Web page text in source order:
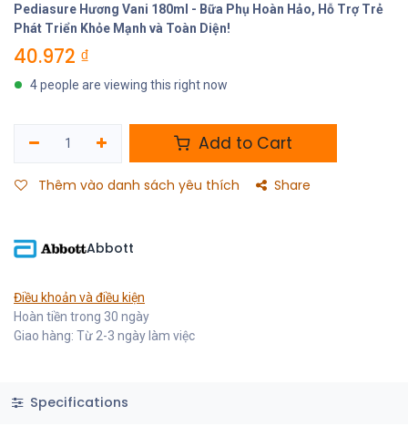
Pediasure Hương Vani 180ml - Bữa Phụ Hoàn Hảo, Hỗ Trợ Trẻ
Phát Triển Khỏe Mạnh và Toàn Diện!
40.972 ₫
4 people are viewing this right now
Add to Cart
Thêm vào danh sách yêu thích Share
Abbott
Điều khoản và điều kiện
Hoàn tiền trong 30 ngày
Giao hàng: Từ 2-3 ngày làm việc
Specifications